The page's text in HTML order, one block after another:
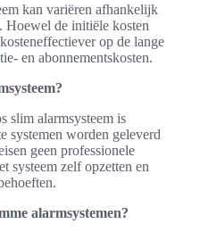
kan variëren afhankelijk
Hoewel de initiële kosten
op de lange
en abonnementskosten.
slim alarmsysteem is
systemen worden geleverd
geen professionele
systeem zelf opzetten en
alarmsystemen?